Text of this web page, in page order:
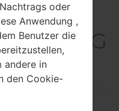
akaLG
A
oder
Anwendung ,
Benutzer die
andere in
den Cookie-